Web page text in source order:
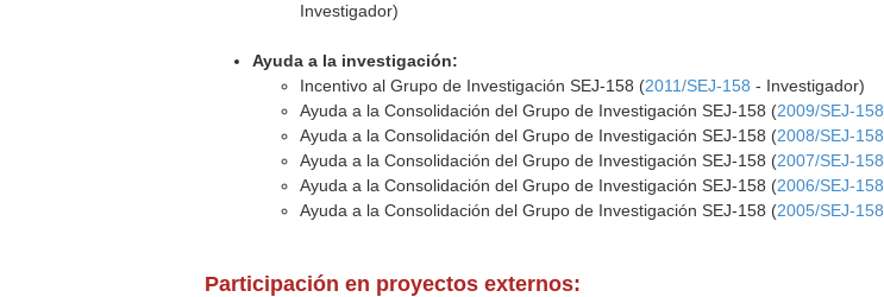
Investigador)
Ayuda a la investigación:
Incentivo al Grupo de Investigación SEJ-158 (2011/SEJ-158 - Investigador)
Ayuda a la Consolidación del Grupo de Investigación SEJ-158 (2009/SEJ-158
Ayuda a la Consolidación del Grupo de Investigación SEJ-158 (2008/SEJ-158
Ayuda a la Consolidación del Grupo de Investigación SEJ-158 (2007/SEJ-158
Ayuda a la Consolidación del Grupo de Investigación SEJ-158 (2006/SEJ-158
Ayuda a la Consolidación del Grupo de Investigación SEJ-158 (2005/SEJ-158
Participación en proyectos externos: